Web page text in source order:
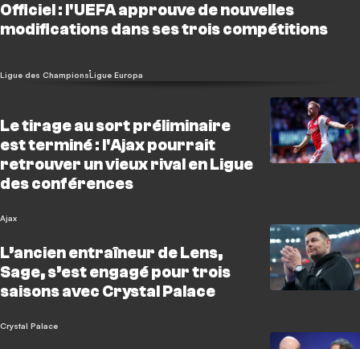
Officiel : l'UEFA approuve de nouvelles
modifications dans ses trois compétitions
Ligue des ChampionsLigue Europa
Le tirage au sort préliminaire
est terminé : l'Ajax pourrait
retrouver un vieux rival en Ligue
des conférences
Ajax
L’ancien entraîneur de Lens,
Sage, s’est engagé pour trois
saisons avec Crystal Palace
Crystal Palace